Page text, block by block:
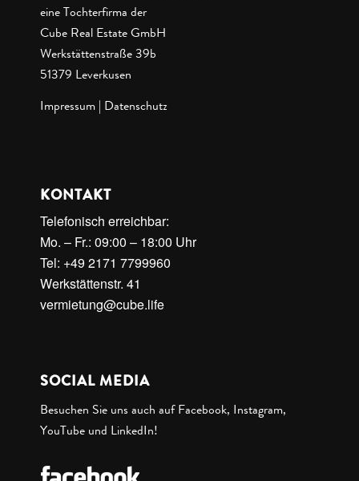
eine Tochterfirma der
Cube Real Estate GmbH
Werkstättenstraße 39b
51379 Leverkusen
Impressum Datenschutz
KONTAKT
Telefonisch erreichbar:
Mo. – Fr.: 09:00 – 18:00 Uhr
Tel: +49 2171 7799960
Werkstättenstr. 41
vermietung@cube.life
SOCIAL MEDIA
Besuchen Sie uns auch auf Facebook, Instagram,
YouTube und LinkedIn!